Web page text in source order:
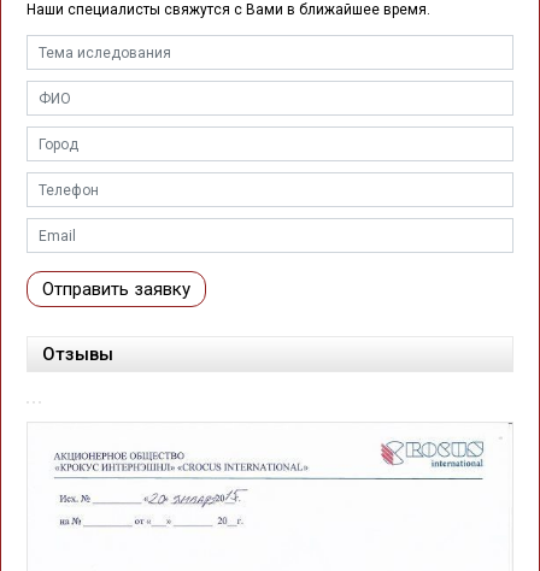
Наши специалисты свяжутся с Вами в ближайшее время.
Отправить заявку
Отзывы